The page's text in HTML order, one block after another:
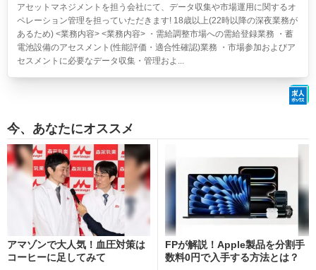
アセットマネジメントを担う会社にて、データ収集や市場運用に関するオ
ペレーション管理を担っていただきます! 18歳以上(22時以降の深夜業務が
あるため) <業務内容> <業務内容> ・需給調整市場への需給登録業務 ・蓄
電池設備のアセスメント(性能評価・適合性確認)業務 ・市場参加およびア
セスメントに必要なデータ収集・管理およ...
今、あなたにオススメ
アマゾンで大人気！血圧対策は
コーヒーに足してみて
FPが解説！Apple製品を分割手
数料0円で入手する方法とは？